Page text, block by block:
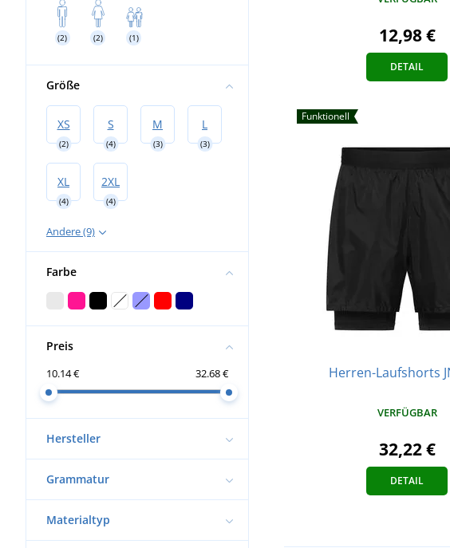
(2) (2) (1)
Größe
XS
(2)
S
(4)
M
(3)
L
(3)
XL
(4)
2XL
(4)
Andere (9)
Farbe
Preis
10.14 € 32.68 €
Hersteller
Grammatur
Materialtyp
12,98 €
DETAIL
Funktionell
Herren-Laufshorts
VERFÜGBAR
32,22 €
DETAIL